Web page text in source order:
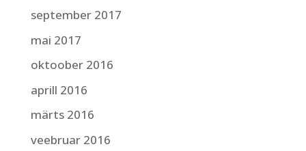
september 2017
mai 2017
oktoober 2016
aprill 2016
märts 2016
veebruar 2016